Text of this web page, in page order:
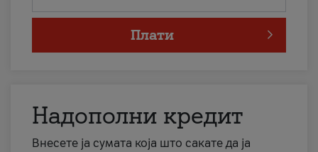
Плати
Надополни кредит
Внесете ја сумата која што сакате да ја